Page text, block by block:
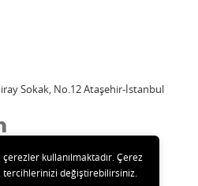
Sokak, No.12 Ataşehir-İstanbul
kullanılmaktadır. Çerez
tercihlerinizi değiştirebilirsiniz.